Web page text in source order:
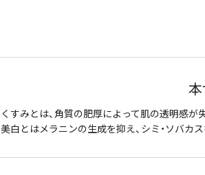
本
くすみとは、角質の肥厚によって肌の透明感が
美白とはメラニンの生成を抑え、シミ・ソバカス